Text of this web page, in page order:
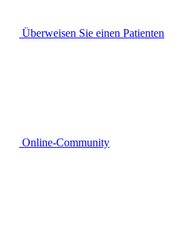
Überweisen Sie einen Patienten
Online-Community